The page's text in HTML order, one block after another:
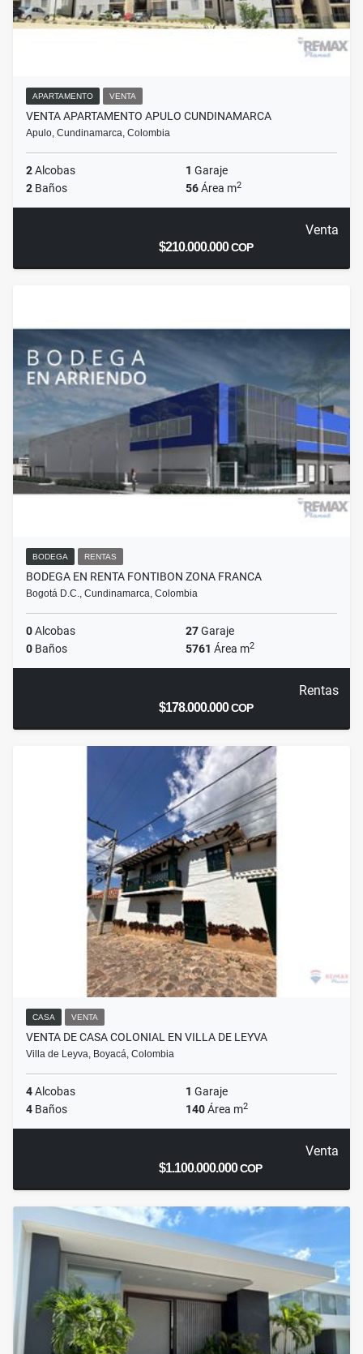
APARTAMENTO VENTA
VENTA APARTAMENTO APULO CUNDINAMARCA
Apulo, Cundinamarca, Colombia
2Alcobas 1 Garaje
2 Baños 56Área m2
Venta
$210.000.000COP
BODEGA RENTAS
BODEGA EN RENTA FONTIBON ZONA FRANCA
Bogotá D.C., Cundinamarca, Colombia
0Alcobas 27Garaje
0 Baños 5761 Área m2
Rentas
$178.000.000COP
CASA VENTA
VENTA DE CASA COLONIAL EN VILLA DE LEYVA
Villa de Leyva, Boyacá, Colombia
4Alcobas 1 Garaje
4 Baños 140Área m2
Venta
$1.100.000.000COP